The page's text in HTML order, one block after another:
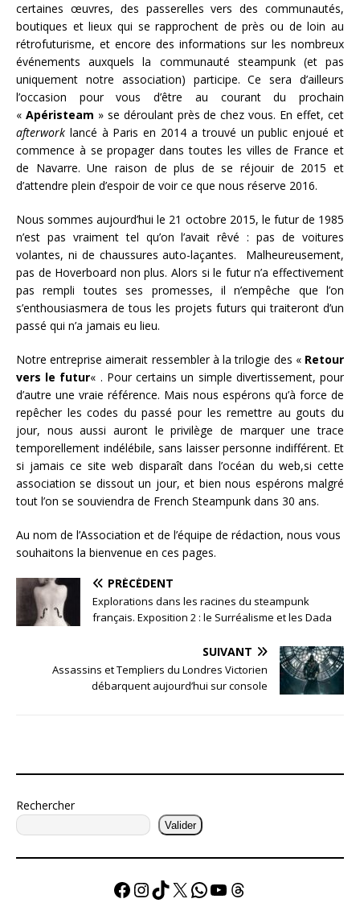
certaines œuvres, des passerelles vers des communautés,
boutiques et lieux qui se rapprochent de près ou de loin au
rétrofuturisme, et encore des informations sur les nombreux
événements auxquels la communauté steampunk (et pas
uniquement notre association) participe. Ce sera d’ailleurs
l’occasion pour vous d’être au courant du prochain
« Apéristeam » se déroulant près de chez vous. En effet, cet
afterwork lancé à Paris en 2014 a trouvé un public enjoué et
commence à se propager dans toutes les villes de France et
de Navarre. Une raison de plus de se réjouir de 2015 et
d’attendre plein d’espoir de voir ce que nous réserve 2016.
Nous sommes aujourd’hui le 21 octobre 2015, le futur de 1985
n’est pas vraiment tel qu’on l’avait rêvé : pas de voitures
volantes, ni de chaussures auto-laçantes. Malheureusement,
pas de Hoverboard non plus. Alors si le futur n’a effectivement
pas rempli toutes ses promesses, il n’empêche que l’on
s’enthousiasmera de tous les projets futurs qui traiteront d’un
passé qui n’a jamais eu lieu.
Notre entreprise aimerait ressembler à la trilogie des « Retour
vers le futur« . Pour certains un simple divertissement, pour
d’autre une vraie référence. Mais nous espérons qu’à force de
repêcher les codes du passé pour les remettre au gouts du
jour, nous aussi auront le privilège de marquer une trace
temporellement indélébile, sans laisser personne indifférent. Et
si jamais ce site web disparaît dans l’océan du web,si cette
association se dissout un jour, et bien nous espérons malgré
tout l’on se souviendra de French Steampunk dans 30 ans.
Au nom de l’Association et de l’équipe de rédaction, nous vous
souhaitons la bienvenue en ces pages.
PRÉCÉDENT
Explorations dans les racines du steampunk
français. Exposition 2 : le Surréalisme et les Dada
SUIVANT
Assassins et Templiers du Londres Victorien
débarquent aujourd’hui sur console
Rechercher
Valider